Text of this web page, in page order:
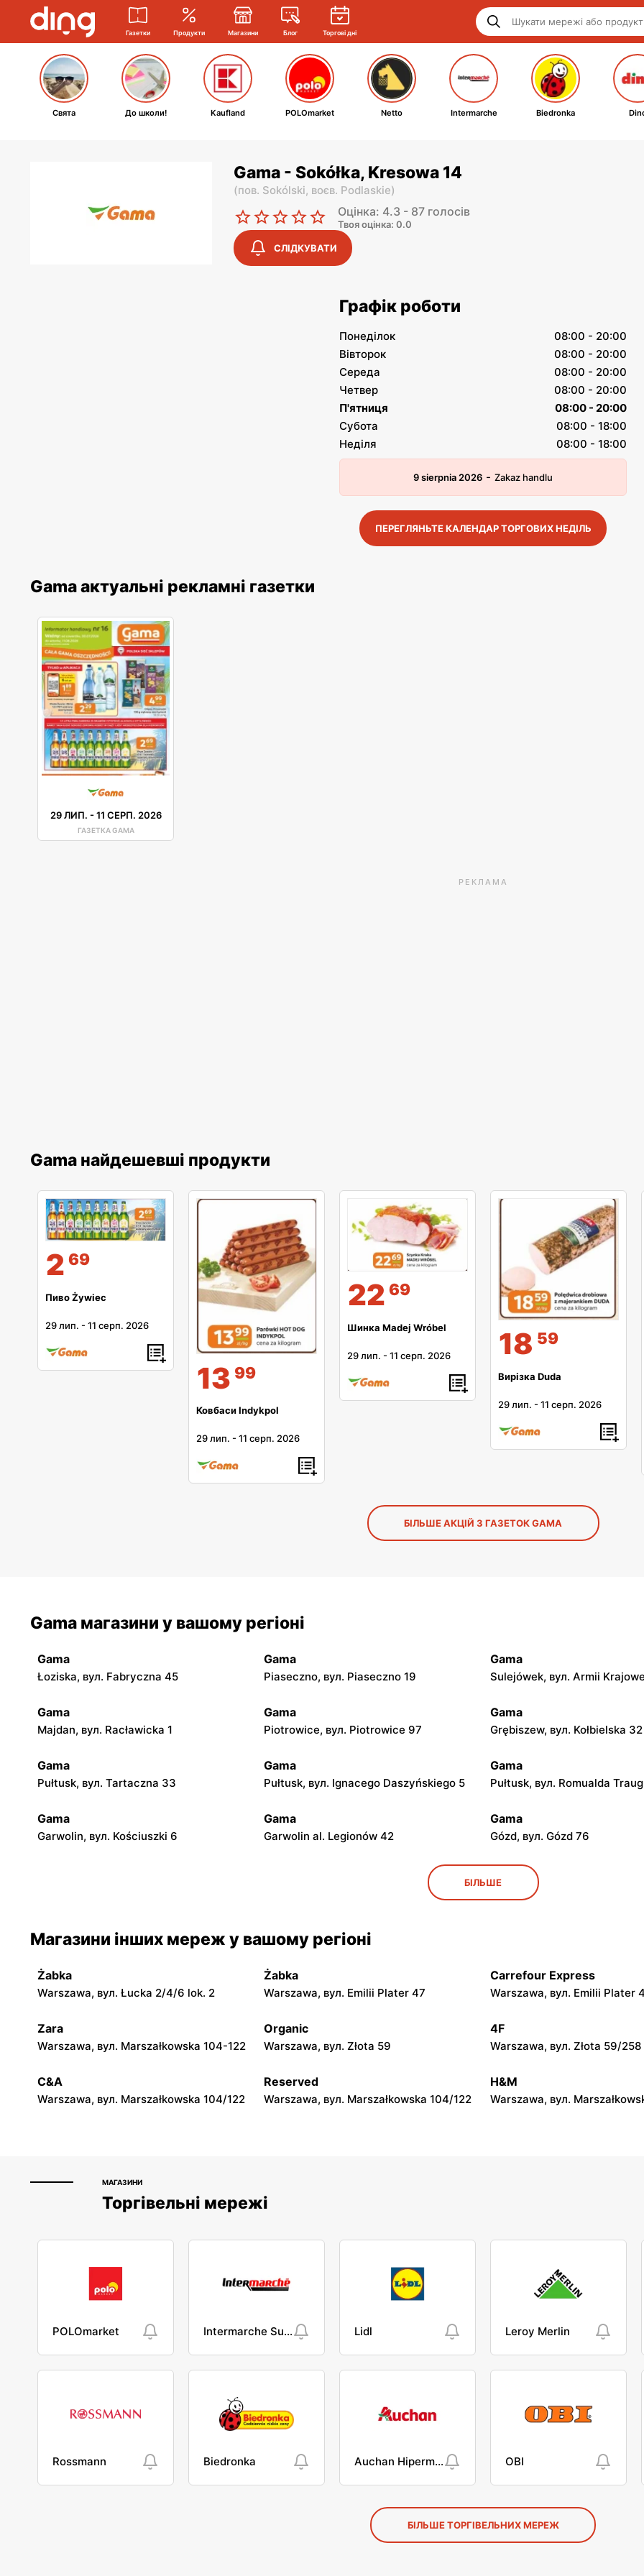
Газетки Продукти Магазини Блог Торгові дні
Свята До школи! Kaufland POLOmarket Netto Intermarche Biedronka
Gama - Sokółka, Kresowa 14
(пов. Sokólski, воєв. Podlaskie)
Оцінка: 4.3 - 87 голосів
Твоя оцінка: 0.0
СЛІДКУВАТИ
Графік роботи
Понеділок
08:00 - 20:00
Вівторок
08:00 - 20:00
Середа
08:00 - 20:00
Четвер
08:00 - 20:00
П'ятниця
08:00 - 20:00
Субота
08:00 - 18:00
Неділя
08:00 - 18:00
9 sierpnia 2026 - Zakaz handlu
ПЕРЕГЛЯНЬТЕ КАЛЕНДАР ТОРГОВИХ НЕДІЛЬ
Gama актуальні рекламні газетки
29 ЛИП. -11 СЕРП. 2026
ГАЗЕТКА GAMA
РЕКЛАМА
Gama найдешевші продукти
2 69
Пиво Żywiec
29 лип. -11 серп. 2026
13 99
Ковбаси Indykpol
29 лип. -11 серп. 2026
22 69
Шинка Madej Wróbel
29 лип. -11 серп. 2026 18 59
Вирізка Duda
29 лип. -11 серп. 2026
БІЛЬШЕ АКЦІЙ З ГАЗЕТОК GAMA
Gama магазини у вашому регіоні
Gama
Łoziska, вул. Fabryczna 45
Gama
Piaseczno, вул. Piaseczno 19
Gama
Sulejówek, вул. Armii
Gama
Majdan, вул. Racławicka 1
Gama
Piotrowice, вул. Piotrowice 97
Gama
Grębiszew, вул. Kołbielska 32
Gama
Pułtusk, вул. Tartaczna 33
Gama
Pułtusk, вул. Ignacego Daszyńskiego 5
Gama
Pułtusk, вул. Romualda
Gama
Garwolin, вул. Kościuszki 6
Gama
Garwolin al. Legionów 42
Gama
Gózd, вул. Gózd 76
Łaskarzew, вул. Alejowa 2
Dobieszyn, вул. Dobieszyn 341 Dobieszyn, вул. Główna 62
Gama
Bodzanów, вул. Księcia Józefa
Gama
Łowicz, вул. Bolimowska 23
Gama
Rawa Mazowiecka al.
Gama Gama Gama
БІЛЬШЕ
Магазини інших мереж у вашому регіоні
Żabka
Warszawa, вул. Łucka 2/4/6 lok. 2
Żabka
Warszawa, вул. Emilii Plater 47
Carrefour Express
Warszawa, вул. Emilii Plater
Zara
Warszawa, вул. Marszałkowska 104-122
Organic
Warszawa, вул. Złota 59
4F
Warszawa, вул. Złota 59/258
C&A
Warszawa, вул. Marszałkowska 104/122
Reserved
Warszawa, вул. Marszałkowska 104/122
H&M
Warszawa, вул.
МАГАЗИНИ
Торгівельні мережі
POLOmarket Intermarche Super Lidl Leroy Merlin
Rossmann Biedronka Auchan Hipermarket OBI
БІЛЬШЕ ТОРГІВЕЛЬНИХ МЕРЕЖ